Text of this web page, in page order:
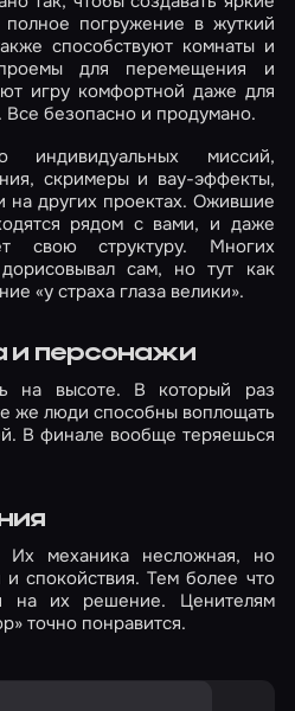
погружение в жуткий
способствуют комнаты и
для перемещения и
игру комфортной даже для
безопасно и продумано.
миссий,
скримеры и вау-эффекты,
на других проектах. Ожившие
рядом с вами, и даже
свою структуру. Многих
сам, но тут как
«у страха глаза велики».
и персонажи
на высоте. В который раз
же люди способны воплощать
В финале вообще теряешься
Их механика несложная, но
и спокойствия. Тем более что
на их решение. Ценителям
точно понравится.